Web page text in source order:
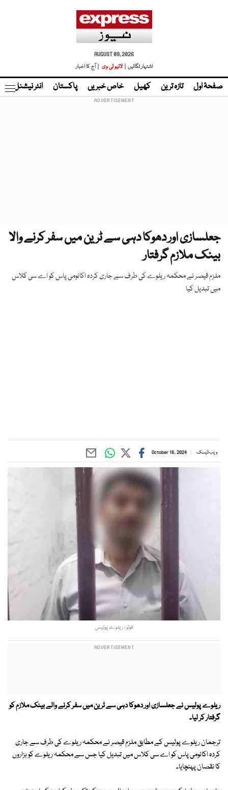
AUGUST 09, 2026
اشتہار لگائیں |
لائیو ٹی وی | آج کا اخبار
صفحۂ اول تازہ ترین کھیل خاص خبریں پاکستان انٹر نیشنل
جعلسازی اور دھوکا دہی سے ٹرین میں سفر کرنے والا
بینک ملازم گرفتار
ملزم قیصر نے محکمہ ریلوے کی طرف سے جاری کردہ اکانومی پاس کو اے سی کلاس
میں تبدیل کیا
ویب ڈیسک October 16, 2024
فوٹو : ریلوے پولیس
ریلوے پولیس نے جعلسازی اور دھوکا دہی سے ٹرین میں سفر کرنے والے بینک ملازم کو
گرفتار کر لیا۔
ترجمان ریلوے پولیس کے مطابق ملزم قیصر نے محکمہ ریلوے کی طرف سے جاری
کردہ اکانومی پاس کو اے سی کلاس میں تبدیل کیا جس سے محکمہ ریلوے کو ہزاروں
کا نقصان پہنچایا۔